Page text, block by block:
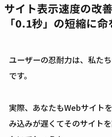
サイト表示速度の改
「0.1秒」の短縮に
ユーザーの忍耐力は、私た
です。
実際、あなたもWebサイト
み込みが遅くてそのサイト